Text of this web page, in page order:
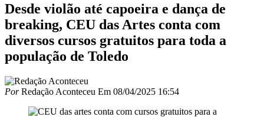
Desde violão até capoeira e dança de
breaking, CEU das Artes conta com
diversos cursos gratuitos para toda a
população de Toledo
PorRedação Aconteceu Em 08/04/2025 16:54